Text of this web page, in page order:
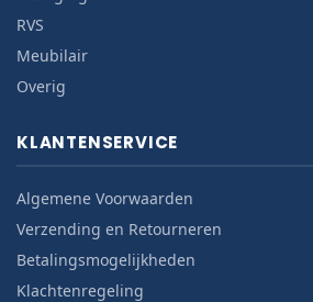
RVS
Meubilair
Overig
KLANTENSERVICE
Algemene Voorwaarden
Verzending en Retourneren
Betalingsmogelijkheden
Klachtenregeling